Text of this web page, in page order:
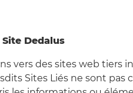
Dedalus
vers des sites web tiers
Sites Liés ne sont pas